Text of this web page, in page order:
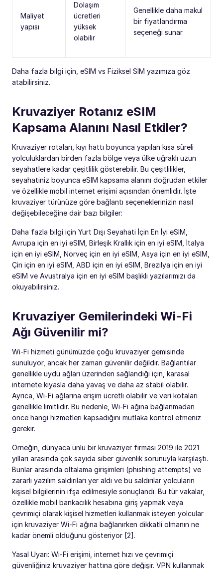
Maliyet
yapısı
Dolaşım
ücretleri
yüksek
olabilir
Genellikle daha makul
bir fiyatlandırma
seçeneği sunar
Daha fazla bilgi için, eSIM vs Fiziksel SIM yazımıza göz
atabilirsiniz.
Kruvaziyer Rotanız eSIM
Kapsama Alanını Nasıl Etkiler?
Kruvaziyer rotaları, kıyı hattı boyunca yapılan kısa süreli
yolculuklardan birden fazla bölge veya ülke uğraklı uzun
seyahatlere kadar çeşitlilik gösterebilir. Bu çeşitlilikler,
seyahatiniz boyunca eSIM kapsama alanını doğrudan etkiler
ve özellikle mobil internet erişimi açısından önemlidir. İşte
kruvaziyer türünüze göre bağlantı seçeneklerinizin nasıl
değişebileceğine dair bazı bilgiler:
Daha fazla bilgi için Yurt Dışı Seyahati İçin En İyi eSIM,
Avrupa için en iyi eSIM, Birleşik Krallık için en iyi eSIM, İtalya
için en iyi eSIM, Norveç için en iyi eSIM, Asya için en iyi eSIM,
Çin için en iyi eSIM, ABD için en iyi eSIM, Brezilya için en iyi
eSIM ve Avustralya için en iyi eSIM başlıklı yazılarımızı da
okuyabilirsiniz.
Kruvaziyer Gemilerindeki Wi-Fi
Ağı Güvenilir mi?
Wi-Fi hizmeti günümüzde çoğu kruvaziyer gemisinde
sunuluyor, ancak her zaman güvenilir değildir. Bağlantılar
genellikle uydu ağları üzerinden sağlandığı için, karasal
internete kıyasla daha yavaş ve daha az stabil olabilir.
Ayrıca, Wi-Fi ağlarına erişim ücretli olabilir ve veri kotaları
genellikle limitlidir. Bu nedenle, Wi-Fi ağına bağlanmadan
önce hangi hizmetleri kapsadığını mutlaka kontrol etmeniz
gerekir.
Örneğin, dünyaca ünlü bir kruvaziyer firması 2019 ile 2021
yılları arasında çok sayıda siber güvenlik sorunuyla karşılaştı.
Bunlar arasında oltalama girişimleri (phishing attempts) ve
zararlı yazılım saldırıları yer aldı ve bu saldırılar yolcuların
kişisel bilgilerinin ifşa edilmesiyle sonuçlandı. Bu tür vakalar,
özellikle mobil bankacılık hesabına giriş yapmak veya
çevrimiçi olarak kişisel hizmetleri kullanmak isteyen yolcular
için kruvaziyer Wi-Fi ağına bağlanırken dikkatli olmanın ne
kadar önemli olduğunu gösteriyor [2].
Yasal Uyarı: Wi-Fi erişimi, internet hızı ve çevrimiçi
güvenliğiniz kruvaziyer hattına göre değişir. VPN kullanmak